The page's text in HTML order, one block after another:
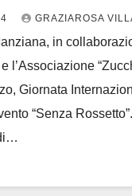
GRAZIAROSA
in
l’Associazione
Giornata
“Senza